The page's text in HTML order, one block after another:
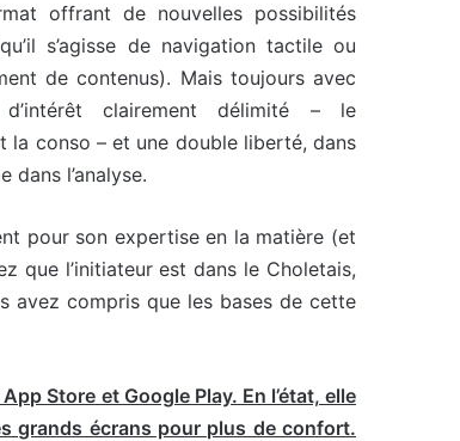
offrant de nouvelles possibilités
s’agisse de navigation tactile ou
de contenus). Mais toujours avec
clairement délimité – le
la conso – et une double liberté, dans
dans l’analyse.
pour son expertise en la matière (et
que l’initiateur est dans le Choletais,
avez compris que les bases de cette
Store et Google Play. En l’état, elle
grands écrans pour plus de confort.